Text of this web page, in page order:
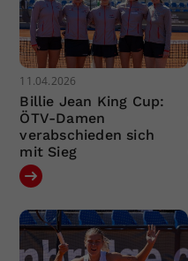
11.04.2026
Billie Jean King Cup:
ÖTV-Damen
verabschieden sich
mit Sieg